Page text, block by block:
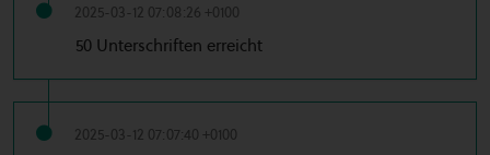
2025-03-12 07:08:26 +0100
50 Unterschriften erreicht
2025-03-12 07:07:40 +0100